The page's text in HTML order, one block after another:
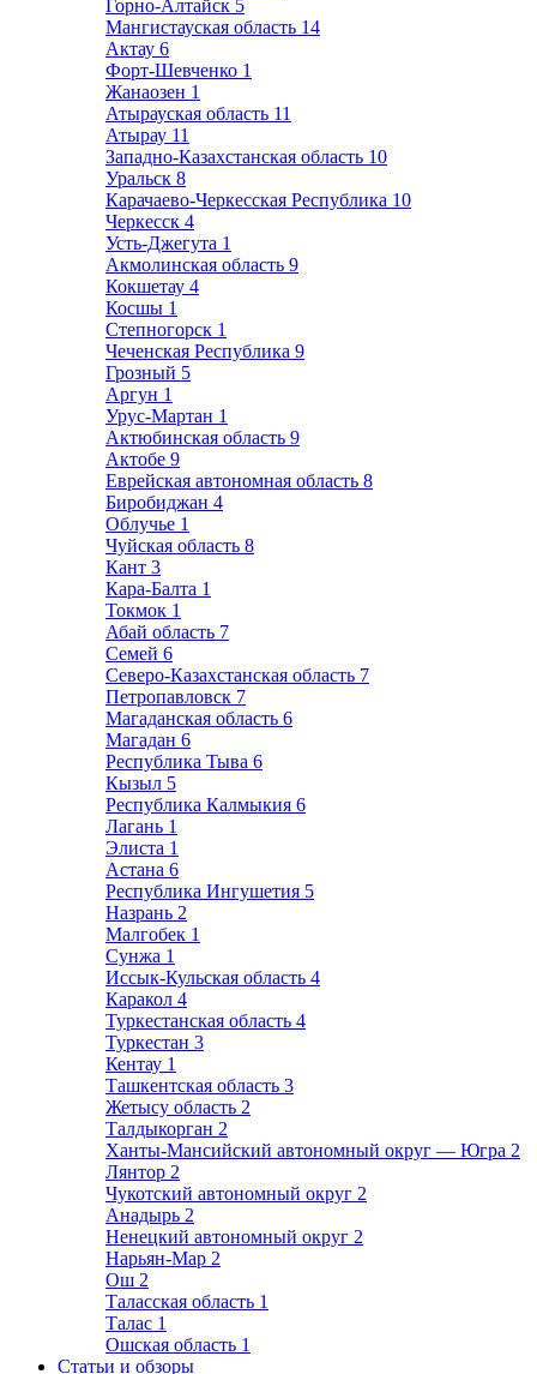
Горно-Алтайск 5
Мангистауская область 14
Актау 6
Форт-Шевченко 1
Жанаозен 1
Атырауская область 11
Атырау 11
Западно-Казахстанская область 10
Уральск 8
Карачаево-Черкесская Республика 10
Черкесск 4
Усть-Джегута 1
Акмолинская область 9
Кокшетау 4
Косшы 1
Степногорск 1
Чеченская Республика 9
Грозный 5
Аргун 1
Урус-Мартан 1
Актюбинская область 9
Актобе 9
Еврейская автономная область 8
Биробиджан 4
Облучье 1
Чуйская область 8
Кант 3
Кара-Балта 1
Токмок 1
Абай область 7
Семей 6
Северо-Казахстанская область 7
Петропавловск 7
Магаданская область 6
Магадан 6
Республика Тыва 6
Кызыл 5
Республика Калмыкия 6
Лагань 1
Элиста 1
Астана 6
Республика Ингушетия 5
Назрань 2
Малгобек 1
Сунжа 1
Иссык-Кульская область 4
Каракол 4
Туркестанская область 4
Туркестан 3
Кентау 1
Ташкентская область 3
Жетысу область 2
Талдыкорган 2
Ханты-Мансийский автономный округ — Югра 2
Лянтор 2
Чукотский автономный округ 2
Анадырь 2
Ненецкий автономный округ 2
Нарьян-Мар 2
Ош 2
Таласская область 1
Талас 1
Ошская область 1
Статьи и обзоры